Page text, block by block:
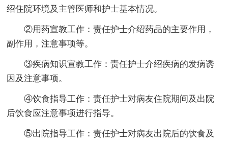
绍住院环境及主管医师和护士基本情况。
②用药宣教工作：责任护士介绍药品的主要作用，
副作用，注意事项等。
③疾病知识宣教工作：责任护士介绍疾病的发病诱
因及注意事项。
④饮食指导工作：责任护士对病友住院期间及出院
后饮食应注意事项进行指导。
⑤出院指导工作：责任护士对病友出院后的饮食及